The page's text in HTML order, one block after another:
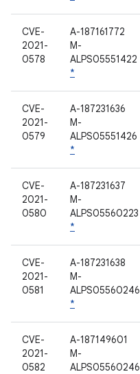
CVE-
2021-
0578
A-187161772
M-
ALPS05551422
*
CVE-
2021-
0579
A-187231636
M-
ALPS05551426
*
CVE-
2021-
0580
A-187231637
M-
ALPS05560223
*
CVE-
2021-
0581
A-187231638
M-
ALPS05560246
*
CVE-
2021-
0582
A-187149601
M-
ALPS05560246